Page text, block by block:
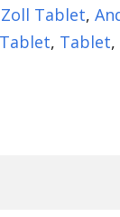
Zoll Tablet,
, Tablet,